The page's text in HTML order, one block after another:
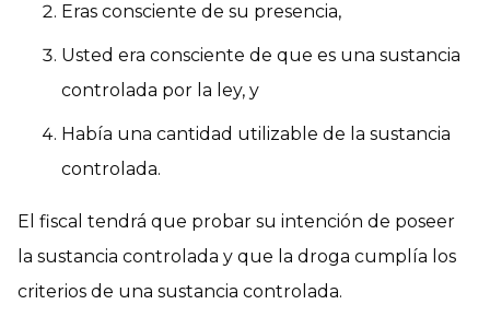
Eras consciente de su presencia,
Usted era consciente de que es una sustancia
controlada por la ley, y
Había una cantidad utilizable de la sustancia
controlada.
El fiscal tendrá que probar su intención de poseer
la sustancia controlada y que la droga cumplía los
criterios de una sustancia controlada.